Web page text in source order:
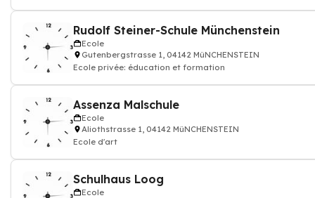
Rudolf Steiner-Schule Münchenstein
Ecole
Gutenbergstrasse 1, 04142 MüNCHENSTEIN
Ecole privée: éducation et formation
Assenza Malschule
Ecole
Aliothstrasse 1, 04142 MüNCHENSTEIN
Ecole d'art
Schulhaus Loog
Ecole